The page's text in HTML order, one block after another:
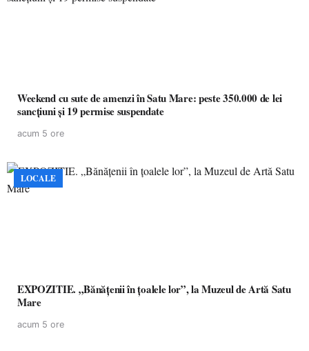
Weekend cu sute de amenzi în Satu Mare: peste 350.000 de lei
sancțiuni și 19 permise suspendate
acum 5 ore
LOCALE
EXPOZITIE. „Bănățenii în țoalele lor”, la Muzeul de Artă Satu
Mare
acum 5 ore